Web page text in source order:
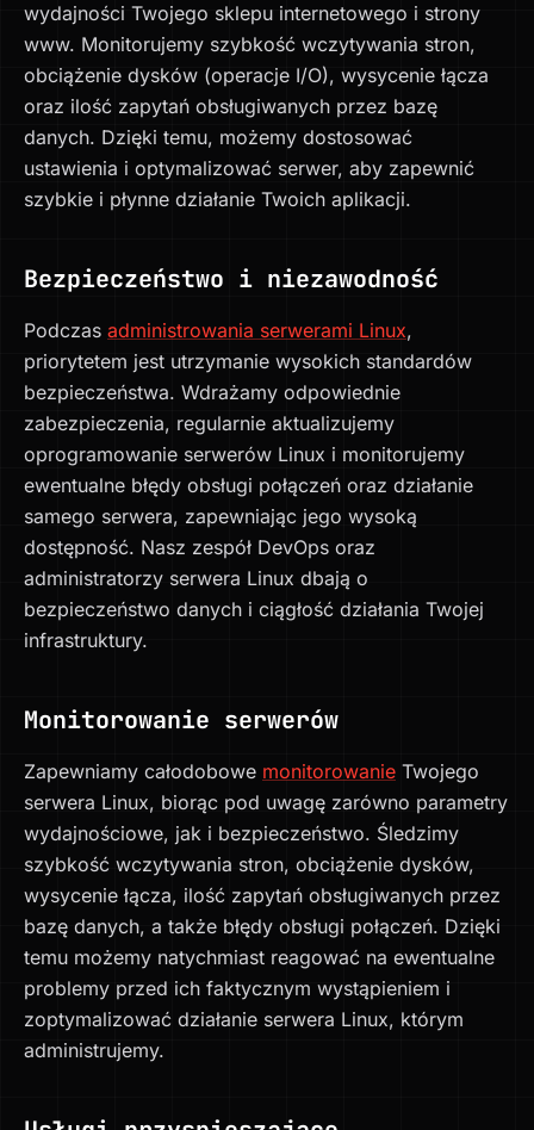
wydajności Twojego sklepu internetowego i strony
www. Monitorujemy szybkość wczytywania stron,
obciążenie dysków (operacje I/O), wysycenie łącza
oraz ilość zapytań obsługiwanych przez bazę
danych. Dzięki temu, możemy dostosować
ustawienia i optymalizować serwer, aby zapewnić
szybkie i płynne działanie Twoich aplikacji.
Bezpieczeństwo i niezawodność
Podczas administrowania serwerami Linux,
priorytetem jest utrzymanie wysokich standardów
bezpieczeństwa. Wdrażamy odpowiednie
zabezpieczenia, regularnie aktualizujemy
oprogramowanie serwerów Linux i monitorujemy
ewentualne błędy obsługi połączeń oraz działanie
samego serwera, zapewniając jego wysoką
dostępność. Nasz zespół DevOps oraz
administratorzy serwera Linux dbają o
bezpieczeństwo danych i ciągłość działania Twojej
infrastruktury.
Monitorowanie serwerów
Zapewniamy całodobowe monitorowanie Twojego
serwera Linux, biorąc pod uwagę zarówno parametry
wydajnościowe, jak i bezpieczeństwo. Śledzimy
szybkość wczytywania stron, obciążenie dysków,
wysycenie łącza, ilość zapytań obsługiwanych przez
bazę danych, a także błędy obsługi połączeń. Dzięki
temu możemy natychmiast reagować na ewentualne
problemy przed ich faktycznym wystąpieniem i
zoptymalizować działanie serwera Linux, którym
administrujemy.